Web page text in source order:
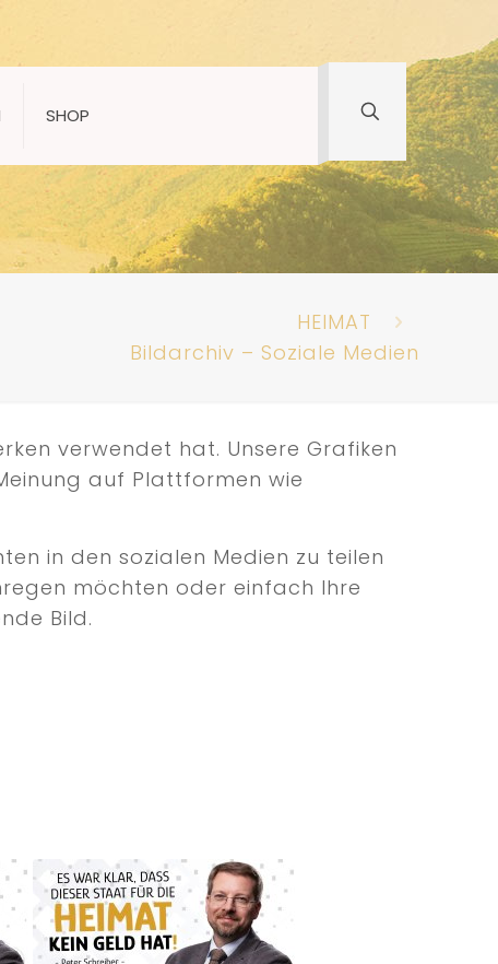
SHOP
HEIMAT
Bildarchiv – Soziale Medien
verwendet hat. Unsere Grafiken
auf Plattformen wie
in den sozialen Medien zu teilen
möchten oder einfach Ihre
Bild.